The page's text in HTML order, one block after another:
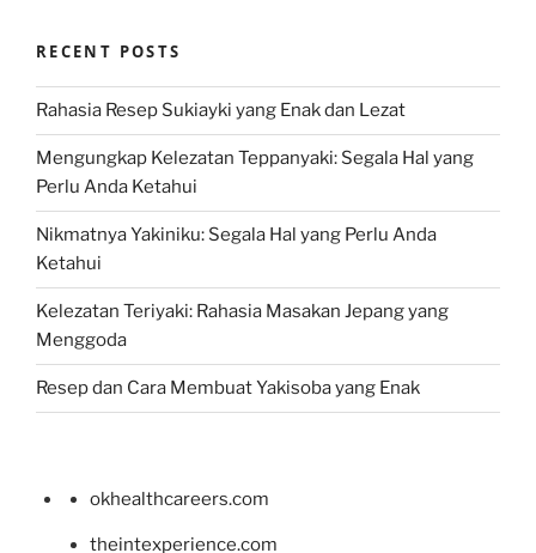
RECENT POSTS
Rahasia Resep Sukiayki yang Enak dan Lezat
Mengungkap Kelezatan Teppanyaki: Segala Hal yang
Perlu Anda Ketahui
Nikmatnya Yakiniku: Segala Hal yang Perlu Anda
Ketahui
Kelezatan Teriyaki: Rahasia Masakan Jepang yang
Menggoda
Resep dan Cara Membuat Yakisoba yang Enak
okhealthcareers.com
theintexperience.com